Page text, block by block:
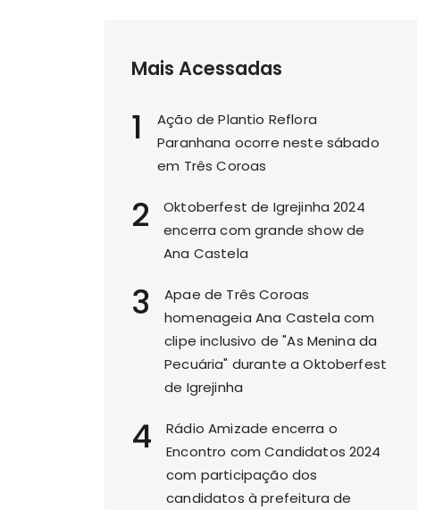
Mais Acessadas
1
Ação de Plantio Reflora
Paranhana ocorre neste sábado
em Três Coroas
2
Oktoberfest de Igrejinha 2024
encerra com grande show de
Ana Castela
3
Apae de Três Coroas
homenageia Ana Castela com
clipe inclusivo de "As Menina da
Pecuária" durante a Oktoberfest
de Igrejinha
4
Rádio Amizade encerra o
Encontro com Candidatos 2024
com participação dos
candidatos à prefeitura de